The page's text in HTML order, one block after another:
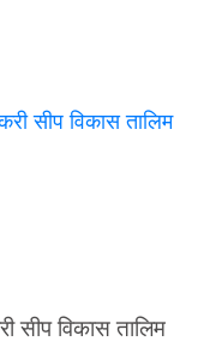
सीप विकास तालिम